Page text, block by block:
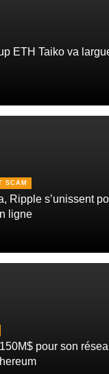
ETH Taiko va
SCAM
Ripple s’unissent
ligne
pour son